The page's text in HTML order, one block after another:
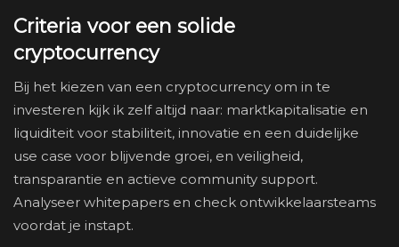
Criteria voor een solide
cryptocurrency
Bij het kiezen van een cryptocurrency om in te
investeren kijk ik zelf altijd naar: marktkapitalisatie en
liquiditeit voor stabiliteit, innovatie en een duidelijke
use case voor blijvende groei, en veiligheid,
transparantie en actieve community support.
Analyseer whitepapers en check ontwikkelaarsteams
voordat je instapt.